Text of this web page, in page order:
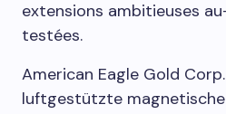
extensions ambitieuses
testées.
American Eagle Gold
luftgestützte magnetische